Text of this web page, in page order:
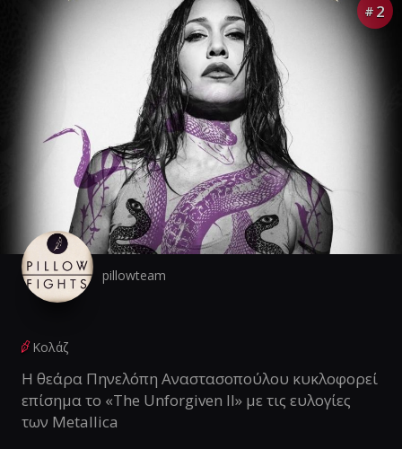
# 2
pillowteam
Κολάζ
Η θεάρα Πηνελόπη Αναστασοπούλου κυκλοφορεί
επίσημα το «The Unforgiven II» με τις ευλογίες
των Metallica